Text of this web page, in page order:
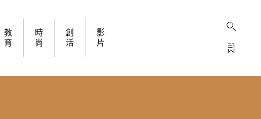
教
育
時
尚
創
活
影
片